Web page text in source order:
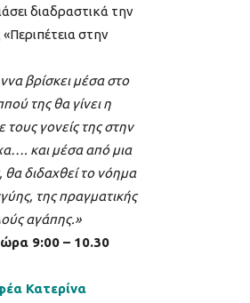
διαδραστικά την
στην
βρίσκει μέσα στο
της θα γίνει η
γονείς της στην
και μέσα από μια
θα διδαχθεί το νόημα
της πραγματικής
αγάπης.»
9:00 – 10.30
Κατερίνα